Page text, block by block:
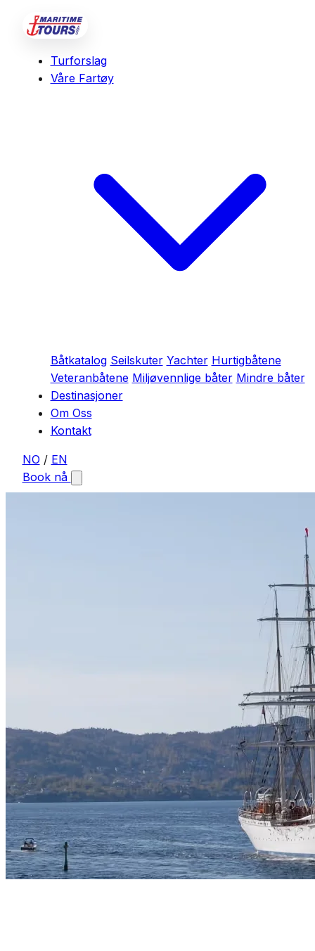
Turforslag
Våre Fartøy
Båtkatalog Seilskuter Yachter Hurtigbåtene
Veteranbåtene Miljøvennlige båter Mindre båter
Destinasjoner
Om Oss
Kontakt
NO / EN
Book nå